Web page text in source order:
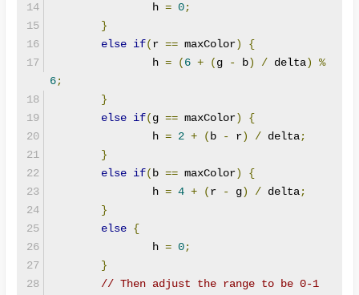
		h
= 0 ;
}
else if( r == maxColor)
{
		h
= ( 6 + ( g - b) / delta)
%
6 ;
}
else if( g == maxColor)
{
		h
= 2 + ( b - r) / delta ;
}
else if( b == maxColor)
{
		h
= 4 + ( r - g) / delta ;
}
else {
		h
= 0 ;
}
// Then adjust the range to be 0-1